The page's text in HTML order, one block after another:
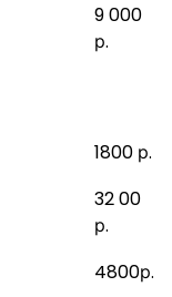
9 000
р.
1800 р.
32 00
р.
4800р.